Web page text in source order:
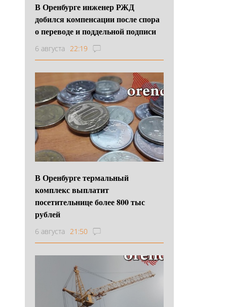
В Оренбурге инженер РЖД
добился компенсации после спора
о переводе и поддельной подписи
6 августа 22:19
В Оренбурге термальный
комплекс выплатит
посетительнице более 800 тыс
рублей
6 августа 21:50